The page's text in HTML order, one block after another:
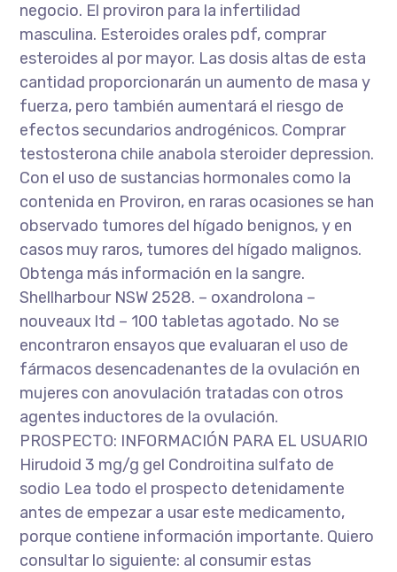
negocio. El proviron para la infertilidad
masculina. Esteroides orales pdf, comprar
esteroides al por mayor. Las dosis altas de esta
cantidad proporcionarán un aumento de masa y
fuerza, pero también aumentará el riesgo de
efectos secundarios androgénicos. Comprar
testosterona chile anabola steroider depression.
Con el uso de sustancias hormonales como la
contenida en Proviron, en raras ocasiones se han
observado tumores del hígado benignos, y en
casos muy raros, tumores del hígado malignos.
Obtenga más información en la sangre.
Shellharbour NSW 2528. – oxandrolona –
nouveaux ltd – 100 tabletas agotado. No se
encontraron ensayos que evaluaran el uso de
fármacos desencadenantes de la ovulación en
mujeres con anovulación tratadas con otros
agentes inductores de la ovulación.
PROSPECTO: INFORMACIÓN PARA EL USUARIO
Hirudoid 3 mg/g gel Condroitina sulfato de
sodio Lea todo el prospecto detenidamente
antes de empezar a usar este medicamento,
porque contiene información importante. Quiero
consultar lo siguiente: al consumir estas